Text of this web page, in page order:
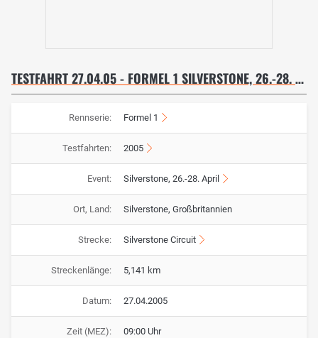
TESTFAHRT 27.04.05 - FORMEL 1 SILVERSTONE, 26.-28. APRIL
Rennserie: Formel 1
Testfahrten: 2005
Event: Silverstone, 26.-28. April
Ort, Land: Silverstone, Großbritannien
Strecke: Silverstone Circuit
Streckenlänge: 5,141 km
Datum: 27.04.2005
Zeit (MEZ): 09:00 Uhr